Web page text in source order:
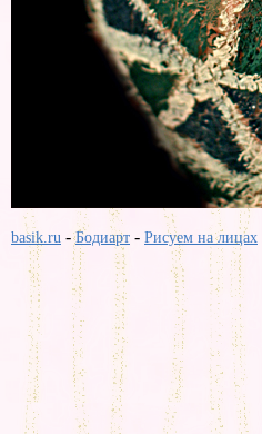
basik.ru -Бодиарт - Рисуем на лицах